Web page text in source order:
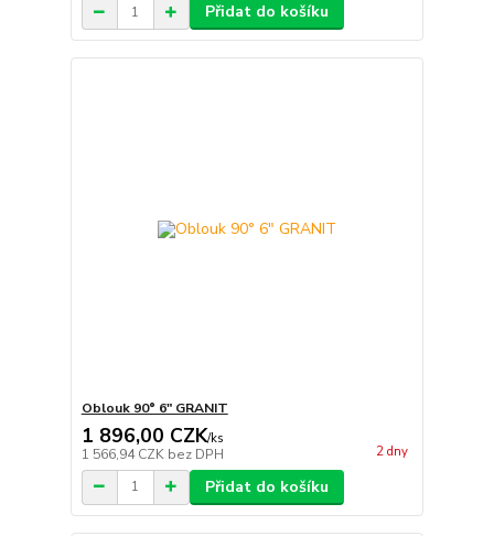
Přidat do košíku
Oblouk 90° 6" GRANIT
1 896,00 CZK/ks
1 566,94 CZK bez DPH 2 dny
Přidat do košíku